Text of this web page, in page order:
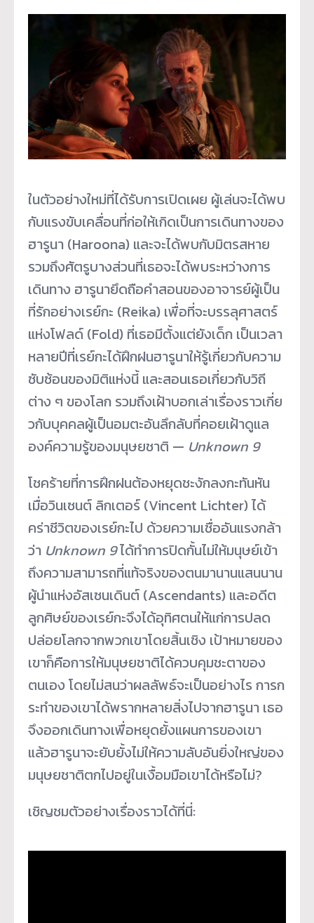
ในตัวอย่างใหม่ที่ได้รับการเปิดเผย ผู้เล่นจะได้พบ
กับแรงขับเคลื่อนที่ก่อให้เกิดเป็นการเดินทางของ
ฮารูนา (Haroona) และจะได้พบกับมิตรสหาย
รวมถึงศัตรูบางส่วนที่เธอจะได้พบระหว่างการ
เดินทาง ฮารูนายึดถือคำสอนของอาจารย์ผู้เป็น
ที่รักอย่างเรย์กะ (Reika) เพื่อที่จะบรรลุศาสตร์
แห่งโฟลด์ (Fold) ที่เธอมีตั้งแต่ยังเด็ก เป็นเวลา
หลายปีที่เรย์กะได้ฝึกฝนฮารูนาให้รู้เกี่ยวกับความ
ซับซ้อนของมิติแห่งนี้ และสอนเธอเกี่ยวกับวิถี
ต่าง ๆ ของโลก รวมถึงเฝ้าบอกเล่าเรื่องราวเกี่ย
วกับบุคคลผู้เป็นอมตะอันลึกลับที่คอยเฝ้าดูแล
องค์ความรู้ของมนุษยชาติ — Unknown 9
โชคร้ายที่การฝึกฝนต้องหยุดชะงักลงกะทันหัน
เมื่อวินเซนต์ ลิกเตอร์ (Vincent Lichter) ได้
คร่าชีวิตของเรย์กะไป ด้วยความเชื่ออันแรงกล้า
ว่า Unknown 9ได้ทำการปิดกั้นไม่ให้มนุษย์เข้า
ถึงความสามารถที่แท้จริงของตนมานานแสนนาน
ผู้นำแห่งอัสเซนเดินต์ (Ascendants) และอดีต
ลูกศิษย์ของเรย์กะจึงได้อุทิศตนให้แก่การปลด
ปล่อยโลกจากพวกเขาโดยสิ้นเชิง เป้าหมายของ
เขาก็คือการให้มนุษยชาติได้ควบคุมชะตาของ
ตนเอง โดยไม่สนว่าผลลัพธ์จะเป็นอย่างไร การก
ระทำของเขาได้พรากหลายสิ่งไปจากฮารูนา เธอ
จึงออกเดินทางเพื่อหยุดยั้งแผนการของเขา
แล้วฮารูนาจะยับยั้งไม่ให้ความลับอันยิ่งใหญ่ของ
มนุษยชาติตกไปอยู่ในเงื้อมมือเขาได้หรือไม่?
เชิญชมตัวอย่างเรื่องราวได้ที่นี่: